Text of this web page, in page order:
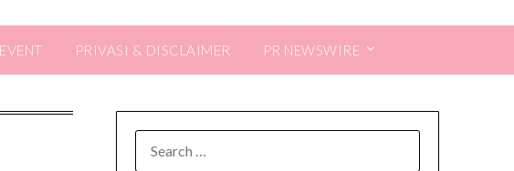
EVENT PRIVASI & DISCLAIMER PR NEWSWIRE
FOR: